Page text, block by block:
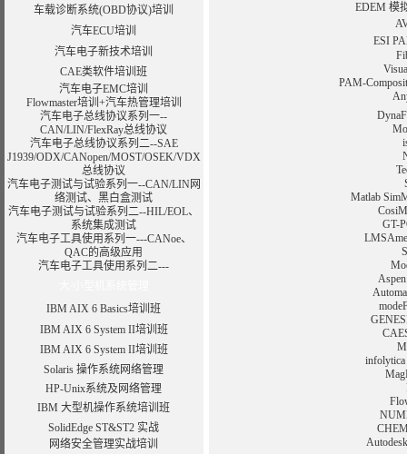
车载诊断系统(OBD协议)培训
汽车ECU培训
汽车电子新技术培训
CAE类软件培训班
汽车电子EMC培训
Flowmaster培训+汽车热管理培训
汽车电子总线协议系列一--
CAN/LIN/FlexRay总线协议
汽车电子总线协议系列二--SAE
J1939/ODX/CANopen/MOST/OSEK/VDX
总线协议
汽车电子测试与试验系列一--CAN/LIN网
络测试、黑白盒测试
汽车电子测试与试验系列二--HIL/EOL、
系统集成测试
汽车电子工具使用系列一---CANoe、
QAC的高级应用
汽车电子工具使用系列二---
IBM AIX 6 Basics培训班
IBM AIX 6 System II培训班
IBM AIX 6 System II培训班
Solaris 操作系统网络管理
HP-Unix系统及网络管理
IBM 大型机操作系统培训班
SolidEdge ST&ST2 实战
网络安全管理实战培训
EDEM 模
ESI
PAM-
Matlab
GT-